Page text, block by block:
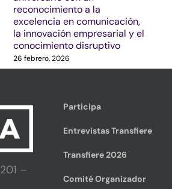
reconocimiento a la
excelencia en comunicación,
la innovación empresarial y el
conocimiento disruptivo
26 febrero, 2026
–
Participa
Entrevistas Transfiere
Transfiere 2026
Comité Organizador